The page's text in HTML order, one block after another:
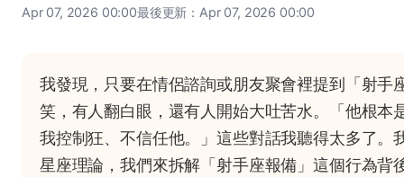
Apr 07, 2026 00:00最後更新：Apr 07, 2026 00:00
我發現，只要在情侶諮詢或朋友聚會裡提到「射
笑，有人翻白眼，還有人開始大吐苦水。「他根
我控制狂、不信任他。」這些對話我聽得太多了
星座理論，我們來拆解「射手座報備」這個行為